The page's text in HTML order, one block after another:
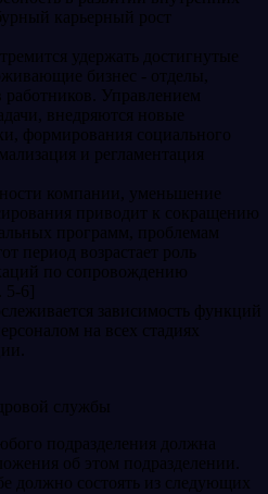
карьерный рост
удержать достигнутые
бизнес - отделы,
работников. Управлением
внедряются новые
формирования социального
и регламентация
компании, уменьшение
приводит к сокращению
программ, проблемам
период возрастает роль
по сопровождению
5-6]
зависимость функций
на всех стадиях
службы
подразделения должна
об этом подразделении.
должно состоять из следующих